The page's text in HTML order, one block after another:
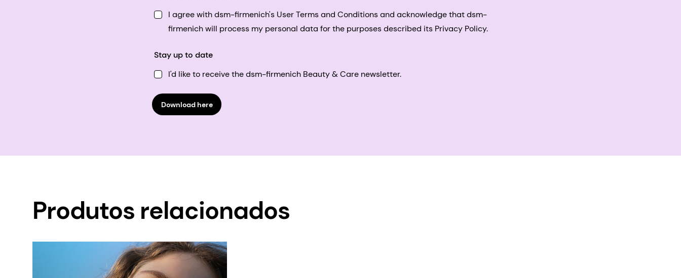
I agree with dsm-firmenich's User Terms and Conditions and acknowledge that dsm-
firmenich will process my personal data for the purposes described its Privacy Policy.
Stay up to date
I'd like to receive the dsm-firmenich Beauty & Care newsletter.
Download here
Produtos relacionados